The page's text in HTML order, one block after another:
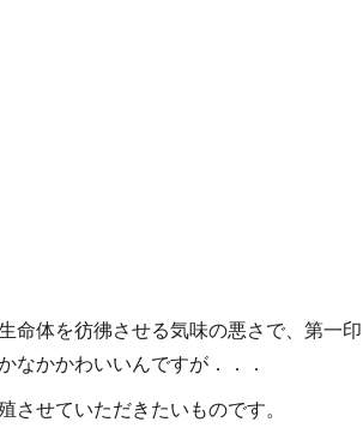
命体を彷彿させる気味の悪さで、第一印
なかかわいいんですが．．．
させていただきたいものです。